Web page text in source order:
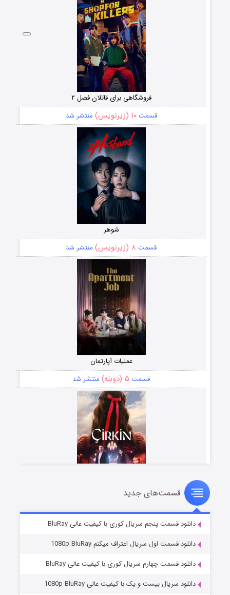
فروشگاهی برای قاتلان فصل ۲
قسمت۱۰ (زیرنویس) منتشر شد
شوهر
قسمت ۸ (زیرنویس) منتشر شد
عملیات آپارتمان
قسمت ۵ (دوبله) منتشر شد
سریال زشت
قسمت۲ (زیرنویس) منتشر شد
قسمت‌های جدید
دانلود قسمت پنجم سریال کوری با کیفیت عالی BluRay
دانلود قسمت اول سریال اعتراف میکنم 1080p BluRay
دانلود قسمت چهارم سریال کوری با کیفیت عالی BluRay
دانلود سریال بیست و یک با کیفیت عالی 1080p BluRay